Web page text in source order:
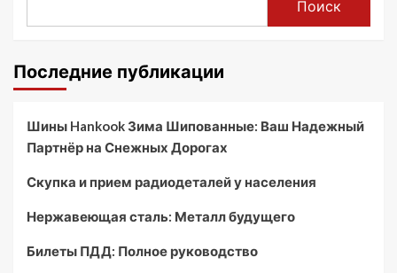
Поиск
Последние публикации
Шины Hankook Зима Шипованные: Ваш Надежный
Партнёр на Снежных Дорогах
Скупка и прием радиодеталей у населения
Нержавеющая сталь: Металл будущего
Билеты ПДД: Полное руководство